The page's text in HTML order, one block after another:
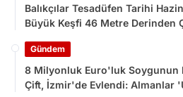
Balıkçılar Tesadüfen Tarihi
Büyük Keşfi 46 Metre Derinden
Gündem
8 Milyonluk Euro'luk Soygunun
Çift, İzmir'de Evlendi: Almanlar